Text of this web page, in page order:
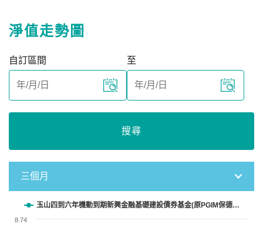
淨值走勢圖
自訂區間 至
搜尋
三個月
Chart
8.74
玉山四到六年機動到期新興金融基礎建設債券基金(原PGIM保德…